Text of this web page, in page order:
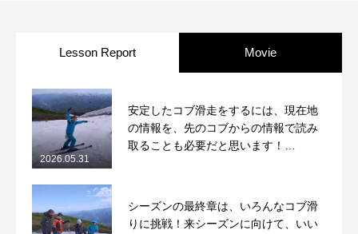
Lesson Report Movie
安定したコブ滑走をするには、現在地
の情報を、先のコブからの情報で読み
取ることも必要だと思います！
2026.05.31
シーズンの最終章は、いろんなコブ滑
りに挑戦！来シーズンに向けて、いい